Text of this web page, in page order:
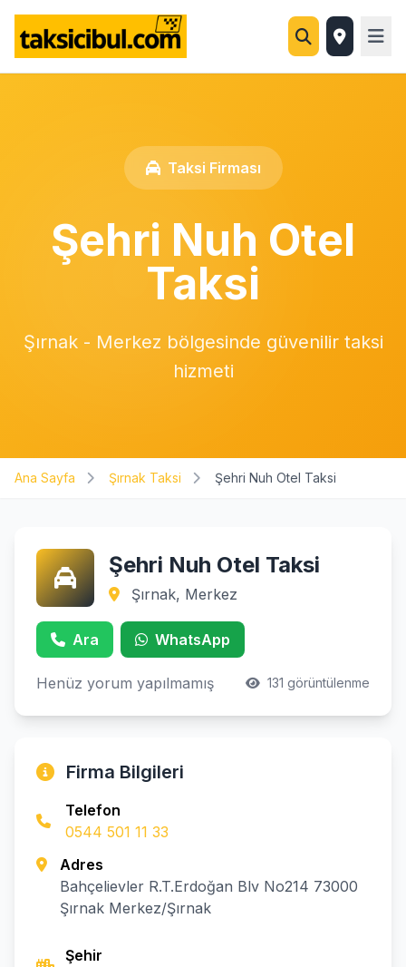
Taksi Firması
Şehri Nuh Otel
Taksi
Şırnak - Merkez bölgesinde güvenilir taksi
hizmeti
Ana Sayfa Şırnak Taksi Şehri Nuh Otel Taksi
Şehri Nuh Otel Taksi
Şırnak, Merkez
Ara WhatsApp
Henüz yorum yapılmamış 131 görüntülenme
Firma Bilgileri
Telefon
0544 501 11 33
Adres
Bahçelievler R.T.Erdoğan Blv No214 73000
Şırnak Merkez/Şırnak
Şehir